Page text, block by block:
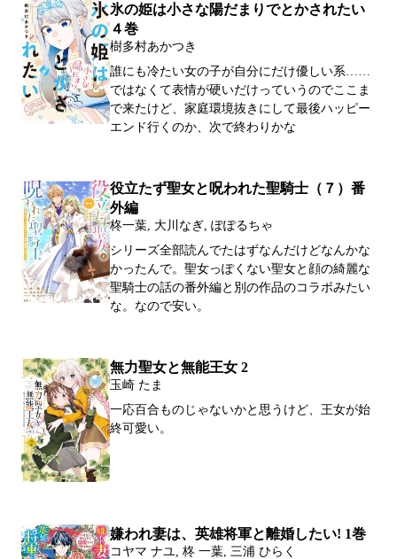
氷の姫は小さな陽だまりでとかされたい
４巻
樹多村あかつき
誰にも冷たい女の子が自分にだけ優しい系……
ではなくて表情が硬いだけっていうのでここま
で来たけど、家庭環境抜きにして最後ハッピー
エンド行くのか、次で終わりかな
役立たず聖女と呪われた聖騎士（７）番
外編
柊一葉, 大川なぎ, ぽぽるちゃ
シリーズ全部読んでたはずなんだけどなんかな
かったんで。聖女っぽくない聖女と顔の綺麗な
聖騎士の話の番外編と別の作品のコラボみたい
な。なので安い。
無力聖女と無能王女 2
玉崎 たま
一応百合ものじゃないかと思うけど、王女が始
終可愛い。
嫌われ妻は、英雄将軍と離婚したい! 1巻
コヤマ ナユ, 柊 一葉, 三浦 ひらく